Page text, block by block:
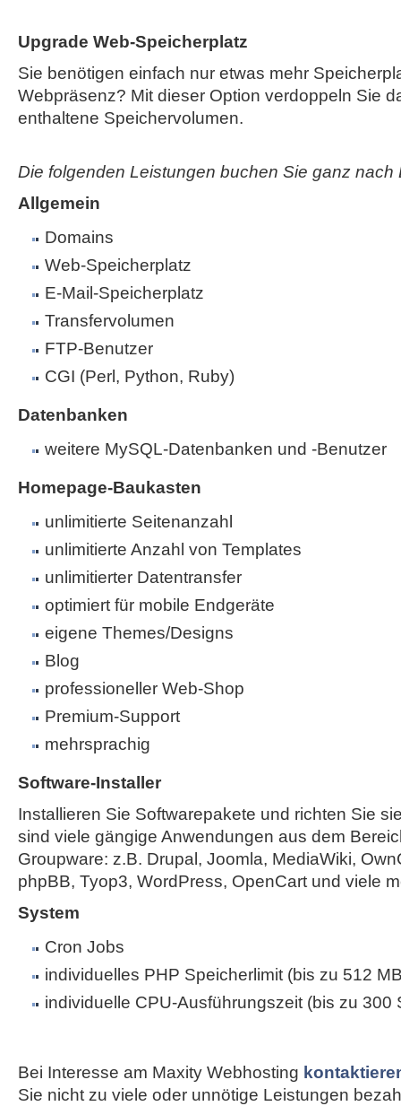
Upgrade Web-Speicherplatz
Sie benötigen einfach nur etwas mehr
Webpräsenz? Mit dieser Option verdoppeln Sie
enthaltene Speichervolumen.
Die folgenden Leistungen buchen Sie ganz nach
Allgemein
Domains
Web-Speicherplatz
E-Mail-Speicherplatz
Transfervolumen
FTP-Benutzer
CGI (Perl, Python, Ruby)
Datenbanken
weitere MySQL-Datenbanken und -Benutzer
Homepage-Baukasten
unlimitierte Seitenanzahl
unlimitierte Anzahl von Templates
unlimitierter Datentransfer
optimiert für mobile Endgeräte
eigene Themes/Designs
Blog
professioneller Web-Shop
Premium-Support
mehrsprachig
Software-Installer
Installieren Sie Softwarepakete und richten Sie
sind viele gängige Anwendungen aus dem
Groupware: z.B. Drupal, Joomla, MediaWiki,
phpBB, Tyop3, WordPress, OpenCart und viele
System
Cron Jobs
individuelles PHP Speicherlimit (bis zu 512
individuelle CPU-Ausführungszeit (bis zu 300
Bei Interesse am Maxity Webhosting
Sie nicht zu viele oder unnötige Leistungen